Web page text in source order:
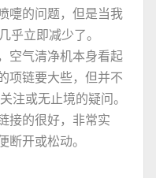
嚏的问题，但是当我
乎立即减少了。
空气清净机本身看起
项链要大些，但并不
注或无止境的疑问。
接的很好，非常实
断开或松动。